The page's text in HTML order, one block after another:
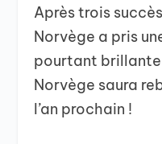
Après trois
Norvège a pris
pourtant
Norvège saura
l’an prochain !